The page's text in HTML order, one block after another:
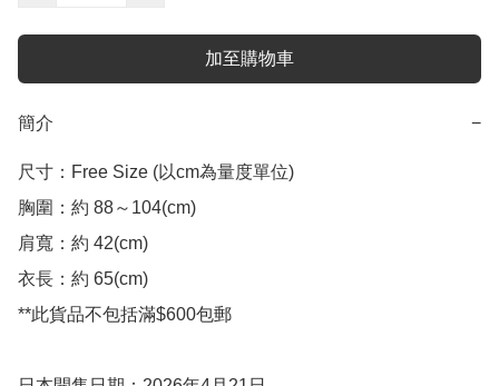
加至購物車
簡介 −
尺寸：Free Size (以cm為量度單位)
胸圍：約 88～104(cm)
肩寬：約 42(cm)
衣長：約 65(cm)
**此貨品不包括滿$600包郵